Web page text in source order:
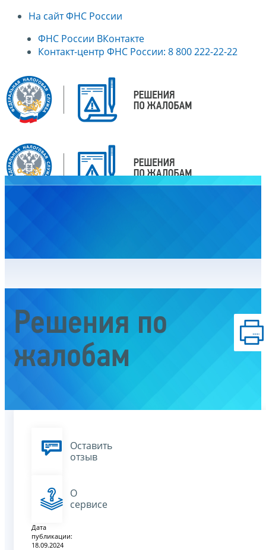
На сайт ФНС России
ФНС России ВКонтакте
Контакт-центр ФНС России: 8 800 222-22-22
Решения по
жалобам
Оставить
отзыв
О
сервисе
Дата
публикации:
18.09.2024